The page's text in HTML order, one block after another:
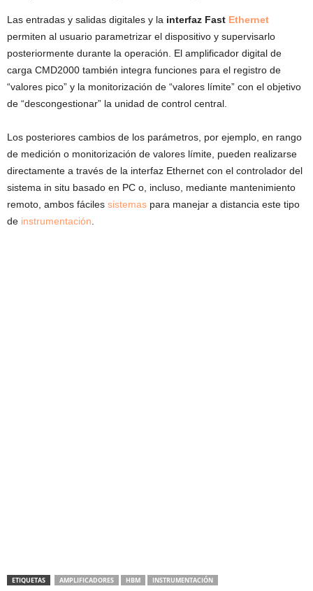
Las entradas y salidas digitales y la interfaz Fast Ethernet
permiten al usuario parametrizar el dispositivo y supervisarlo
posteriormente durante la operación. El amplificador digital de
carga CMD2000 también integra funciones para el registro de
“valores pico” y la monitorización de “valores límite” con el objetivo
de “descongestionar” la unidad de control central.
Los posteriores cambios de los parámetros, por ejemplo, en rango
de medición o monitorización de valores límite, pueden realizarse
directamente a través de la interfaz Ethernet con el controlador del
sistema in situ basado en PC o, incluso, mediante mantenimiento
remoto, ambos fáciles sistemas para manejar a distancia este tipo
de instrumentación
ETIQUETAS AMPLIFICADORES HBM INSTRUMENTACIÓN